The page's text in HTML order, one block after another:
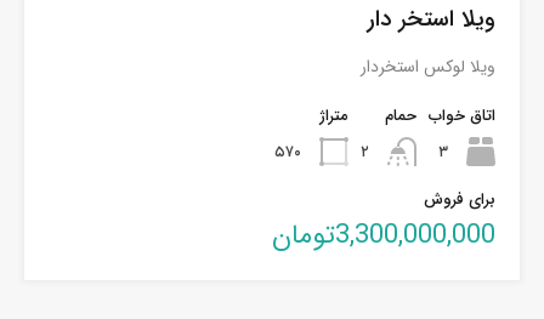
ویلا استخر دار
ویلا لوکس استخردار
اتاق خواب
۳
حمام
۲
متراژ
۵۷۰
برای فروش
3,300,000,000تومان